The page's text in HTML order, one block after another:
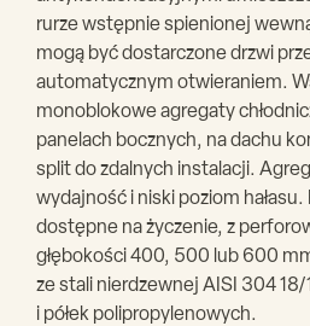
rurze wstępnie spienionej
mogą być dostarczone drzwi
automatycznym otwieraniem.
monoblokowe agregaty
panelach bocznych, na dachu
split do zdalnych instalacji.
wydajność i niski poziom
dostępne na życzenie, z
głębokości 400, 500 lub 600
ze stali nierdzewnej AISI 304
i półek polipropylenowych.